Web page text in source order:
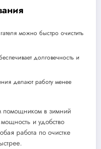
можно быстро очистить
долговечность и
делают работу менее
помощником в зимний
и удобство
работа по очистке